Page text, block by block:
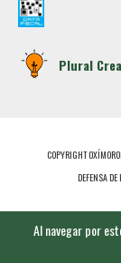
Al navegar por
Plural
COPYRIGHT
DEFENSA